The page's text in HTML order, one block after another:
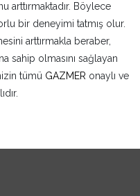
arttırmaktadır. Böylece
bir deneyimi tatmış olur.
arttırmakla beraber,
sahip olmasını sağlayan
tümü GAZMER onaylı ve